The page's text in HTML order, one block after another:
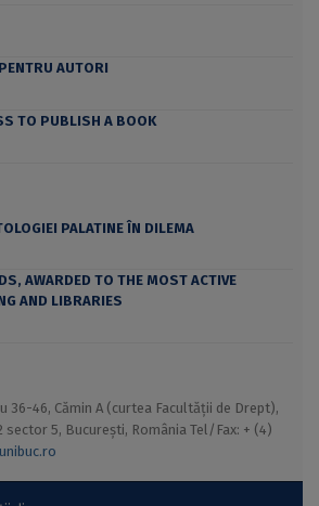
AUTORI
TO PUBLISH A BOOK
PALATINE ÎN DILEMA
AWARDED TO THE MOST ACTIVE
AND LIBRARIES
36-46, Cămin A (curtea Facultății de Drept),
sector 5, București, România Tel/Fax: + (4)